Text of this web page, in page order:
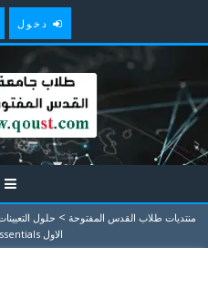
دخول
منتديات طلاب القدس المفتوحة > حلول التعيينات
الاول Business Essentials